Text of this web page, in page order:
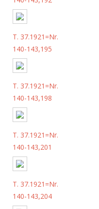
T. 37.1921=Nr.
140-143,195
T. 37.1921=Nr.
140-143,198
T. 37.1921=Nr.
140-143,201
T. 37.1921=Nr.
140-143,204